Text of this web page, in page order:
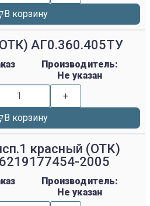
В корзину
АГ0.360.405ТУ
Производитель:
Не указан
+
В корзину
красный (ОТК)
2005
Производитель:
Не указан